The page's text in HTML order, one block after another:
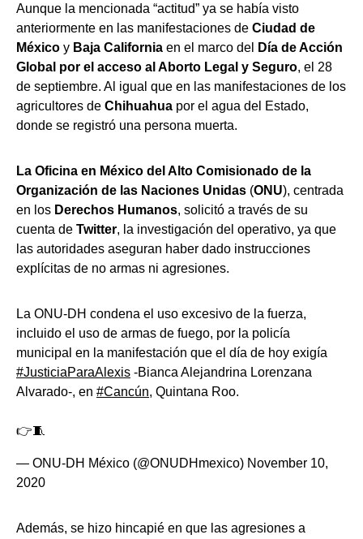
Aunque la mencionada “actitud” ya se había visto
anteriormente en las manifestaciones de Ciudad de
México y Baja California en el marco del
Día de Acción
Global por el acceso al Aborto Legal y Seguro, el 28
de septiembre. Al igual que en las manifestaciones de los
agricultores de Chihuahua por el agua del Estado,
donde se registró una persona muerta.
La Oficina en México del Alto Comisionado de la
Organización de las Naciones Unidas (ONU), centrada
en los Derechos Humanos, solicitó a través de su
cuenta de Twitter, la investigación del operativo, ya que
las autoridades aseguran haber dado instrucciones
explícitas de no armas ni agresiones.
La ONU-DH condena el uso excesivo de la fuerza,
incluido el uso de armas de fuego, por la policía
municipal en la manifestación que el día de hoy exigía
#JusticiaParaAlexis -Bianca Alejandrina Lorenzana
Alvarado-, en #Cancún, Quintana Roo.
👉🧵
— ONU-DH México (@ONUDHmexico) November 10,
2020
Además, se hizo hincapié en que las agresiones a